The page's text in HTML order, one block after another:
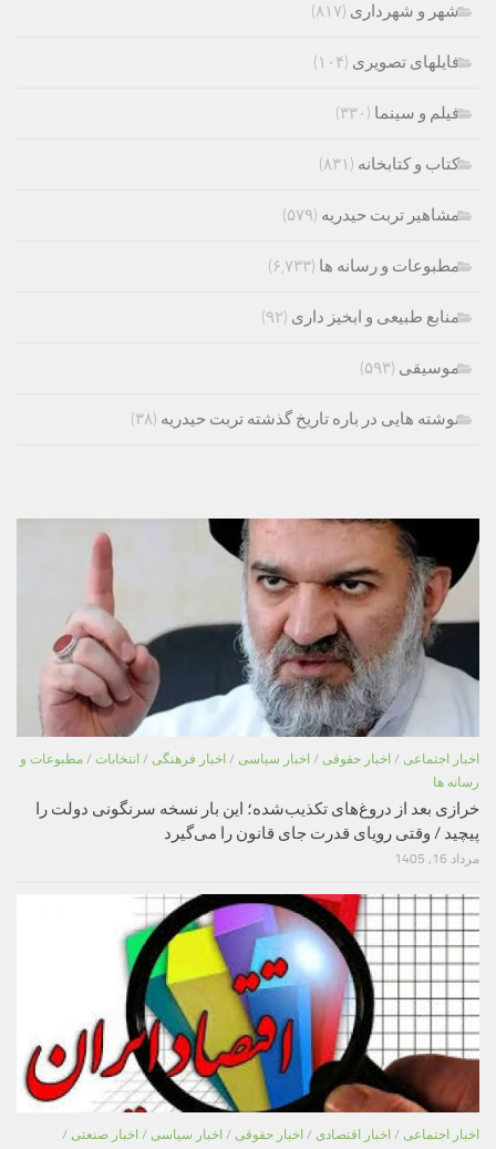
شهر و شهرداری (۸۱۷)
فایلهای تصویری (۱۰۴)
فیلم و سینما (۳۳۰)
کتاب و کتابخانه (۸۳۱)
مشاهیر تربت حیدریه (۵۷۹)
مطبوعات و رسانه ها (۶,۷۳۳)
منابع طبیعی و ابخیز داری (۹۲)
موسیقی (۵۹۳)
نوشته هایی در باره تاریخ گذشته تربت حیدریه (۳۸)
اخبار اجتماعی / اخبار حقوقی / اخبار سیاسی / اخبار فرهنگی / انتخابات / مطبوعات و
رسانه ها
خرازی بعد از دروغ‌های تکذیب‌شده؛ این بار نسخه سرنگونی دولت را
پیچید / وقتی رویای قدرت جای قانون را می‌گیرد
مرداد 16, 1405
اخبار اجتماعی / اخبار اقتصادی / اخبار حقوقی / اخبار سیاسی / اخبار صنعتی /